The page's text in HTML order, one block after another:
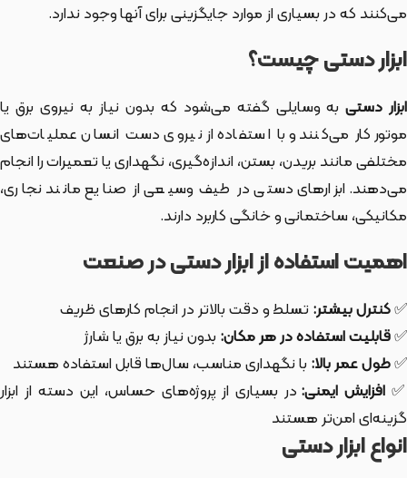
می‌کنند که در بسیاری از موارد جایگزینی برای آنها وجود ندارد.
ابزار دستی چیست؟
ابزار دستیبه وسایلی گفته می‌شود که بدون نیاز به نیروی برق یا
موتور کار می‌کنند و با استفاده از نیروی دست انسان عملیات‌های
مختلفی مانند بریدن، بستن، اندازه‌گیری، نگهداری یا تعمیرات را انجام
می‌دهند. ابزارهای دستی در طیف وسیعی از صنایع مانند نجاری،
مکانیکی، ساختمانی و خانگی کاربرد دارند.
اهمیت استفاده از ابزار دستی در صنعت
✅کنترل بیشتر: تسلط و دقت بالاتر در انجام کارهای ظریف
✅قابلیت استفاده در هر مکان: بدون نیاز به برق یا شارژ
✅طول عمر بالا: با نگهداری مناسب، سال‌ها قابل استفاده هستند
✅ افزایش ایمنی: در بسیاری از پروژه‌های حساس، این دسته از ابزار
گزینه‌ای امن‌تر هستند
انواع ابزار دستی